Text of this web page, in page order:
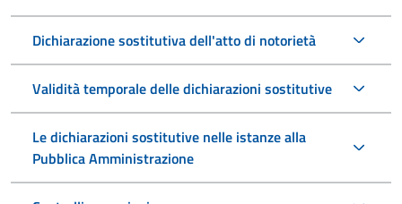
Dichiarazione sostitutiva dell'atto di notorietà
Validità temporale delle dichiarazioni sostitutive
Le dichiarazioni sostitutive nelle istanze alla
Pubblica Amministrazione